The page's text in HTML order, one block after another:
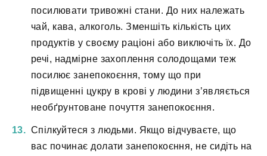
посилювати тривожні стани. До них належать
чай, кава, алкоголь. Зменшіть кількість цих
продуктів у своєму раціоні або виключіть їх. До
речі, надмірне захоплення солодощами теж
посилює занепокоєння, тому що при
підвищенні цукру в крові у людини з’являється
необґрунтоване почуття занепокоєння.
Спілкуйтеся з людьми. Якщо відчуваєте, що
вас починає долати занепокоєння, не сидіть на